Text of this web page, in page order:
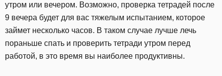
утром или вечером. Возможно, проверка тетрадей после
9 вечера будет для вас тяжелым испытанием, которое
займет несколько часов. В таком случае лучше лечь
пораньше спать и проверить тетради утром перед
работой, в это время вы наиболее продуктивны.